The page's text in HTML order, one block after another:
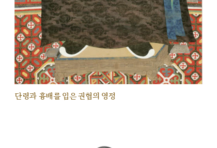
단령과 흉배를 입은 권협의 영정